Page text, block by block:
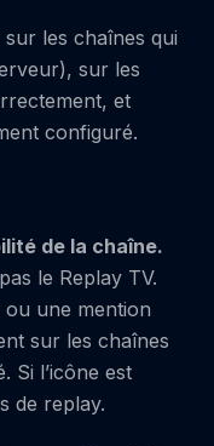
sur les chaînes qui
sur les
et
configuré.
de la chaîne.
le Replay TV.
une mention
sur les chaînes
Si l’icône est
de replay.